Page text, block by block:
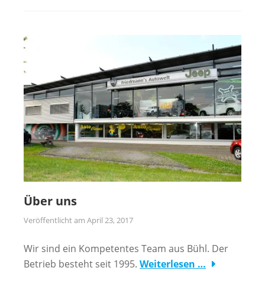
Über uns
Veröffentlicht am April 23, 2017
Wir sind ein Kompetentes Team aus Bühl. Der
Betrieb besteht seit 1995. Weiterlesen …